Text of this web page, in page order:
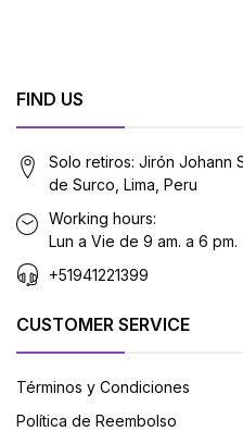
FIND US
Solo retiros: Jirón Johann
de Surco, Lima, Peru
Working hours:
Lun a Vie de 9 am. a 6 pm.
+51941221399
CUSTOMER SERVICE
Términos y Condiciones
Política de Reembolso